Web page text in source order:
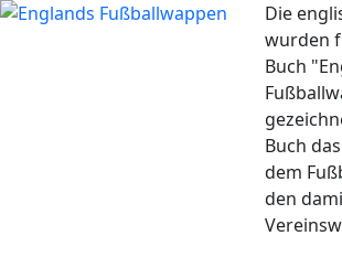
Die
wurden
Buch
Buch
dem
den